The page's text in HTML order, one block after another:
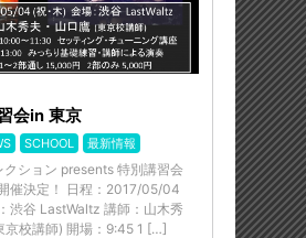
会in 東京
SCHOOL 最新情報
クション presents 特別講習会
催決定！ 日程：2017/05/04
渋谷 LastWaltz 講師：山木秀
京校講師) 開場：9:45 1 […]